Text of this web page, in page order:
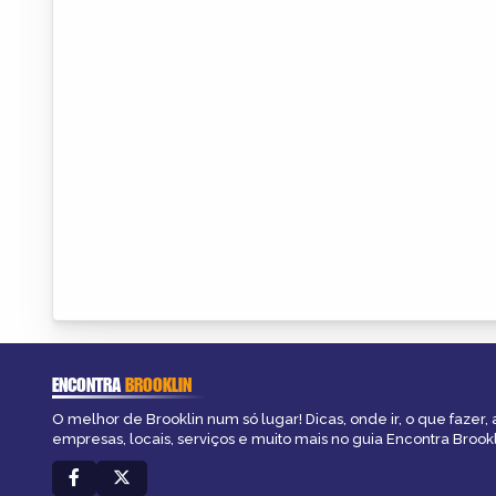
ENCONTRABROOKLIN
O melhor de Brooklin num só lugar! Dicas, onde ir, o que fazer,
empresas, locais, serviços e muito mais no guia Encontra